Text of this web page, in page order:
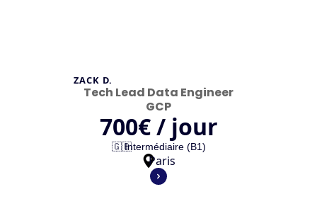
ZACK D.
Tech Lead Data Engineer
GCP
700€ / jour
🇬🇧Intermédiaire (B1)
Paris